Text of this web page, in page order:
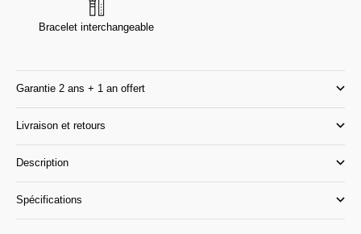
Bracelet interchangeable
Garantie 2 ans + 1 an offert
Livraison et retours
Description
Spécifications